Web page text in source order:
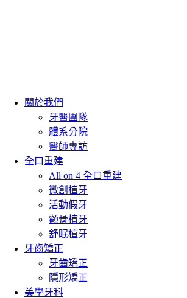
關於我們
牙醫團隊
體系分院
醫師專訪
全口重建
All on 4 全口重建
微創植牙
活動假牙
顴骨植牙
舒眠植牙
牙齒矯正
牙齒矯正
隱形矯正
美學牙科